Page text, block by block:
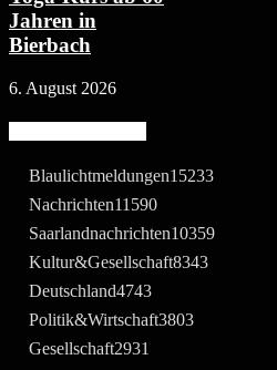
Jahren in
Bierbach
6. August 2026
Blaulichtmeldungen15233
Nachrichten11590
Saarlandnachrichten10359
Kultur&Gesellschaft8343
Deutschland4743
Politik&Wirtschaft3803
Gesellschaft2931